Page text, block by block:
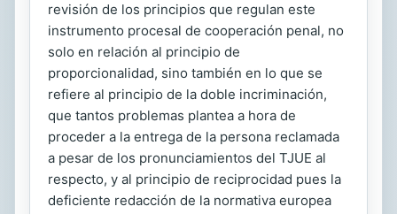
revisión de los principios que regulan este
instrumento procesal de cooperación penal, no
solo en relación al principio de
proporcionalidad, sino también en lo que se
refiere al principio de la doble incriminación,
que tantos problemas plantea a hora de
proceder a la entrega de la persona reclamada
a pesar de los pronunciamientos del TJUE al
respecto, y al principio de reciprocidad pues la
deficiente redacción de la normativa europea